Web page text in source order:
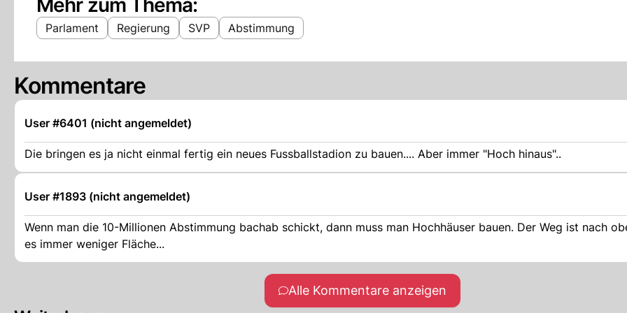
Mehr zum Thema:
Parlament Regierung SVP Abstimmung
Kommentare
User #6401 (nicht angemeldet)
Die bringen es ja nicht einmal fertig ein neues Fussballstadion zu bauen.... Aber immer "Hoch hinaus"..
User #1893 (nicht angemeldet)
Wenn man die 10-Millionen Abstimmung bachab schickt, dann muss man Hochhäuser bauen. Der Weg ist nach
es immer weniger Fläche...
Alle Kommentare anzeigen